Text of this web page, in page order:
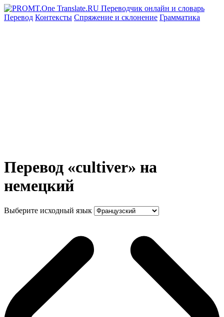
Перевод Контексты Спряжение и склонение Грамматика
Перевод «cultiver» на
немецкий
Выберите исходный язык